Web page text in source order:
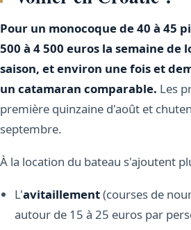
Pour un monocoque de 40 à 45
500 à 4 500 euros la semaine de
saison, et environ une fois et
un catamaran comparable. Les
première quinzaine d'août et
septembre.
À la location du bateau s'ajoutent
L'avitaillement(courses de
autour de 15 à 25 euros par